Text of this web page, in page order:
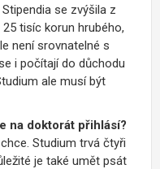
se zvýšila z
tisíc korun hrubého,
není srovnatelné s
i počítají do důchodu
ale musí být
na doktorát přihlásí?
Studium trvá čtyři
je také umět psát